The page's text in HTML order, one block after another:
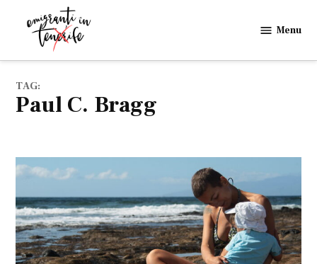
in
Menu
TAG:
Paul C. Bragg